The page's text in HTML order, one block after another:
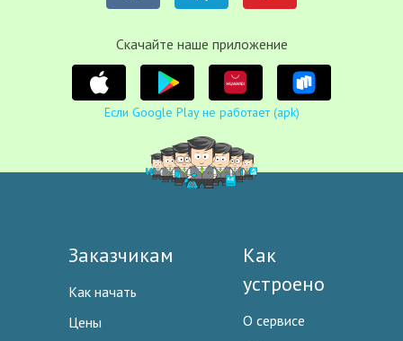
Cкачайте наше приложение
Если Google Play не работает (apk)
Заказчикам
Как начать
Цены
Как
устроено
О сервисе